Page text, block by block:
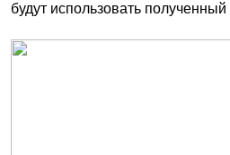
будут использовать